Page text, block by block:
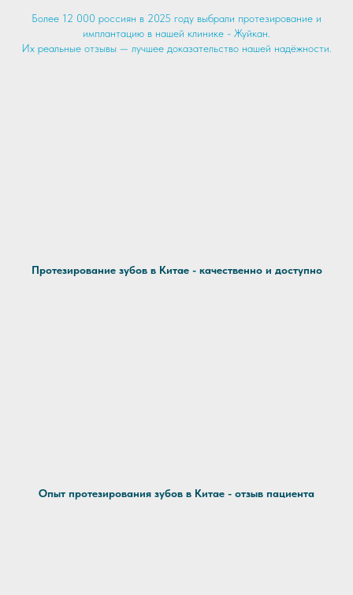
Более 12 000 россиян в 2025 году выбрали протезирование и
имплантацию в нашей клинике - Жуйкан.
Их реальные отзывы — лучшее доказательство нашей надёжности.
Протезирование зубов в Китае - качественно и доступно
Опыт протезирования зубов в Китае - отзыв пациента